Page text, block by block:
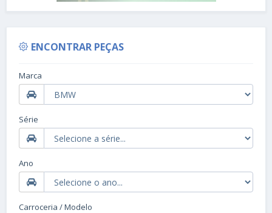
ENCONTRAR PEÇAS
Marca
Série
Ano
Carroceria / Modelo